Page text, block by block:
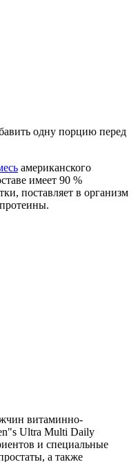
одну порцию перед
американского
имеет 90 %
поставляет в организм
витаминно-
Ultra Multi Daily
и специальные
а также